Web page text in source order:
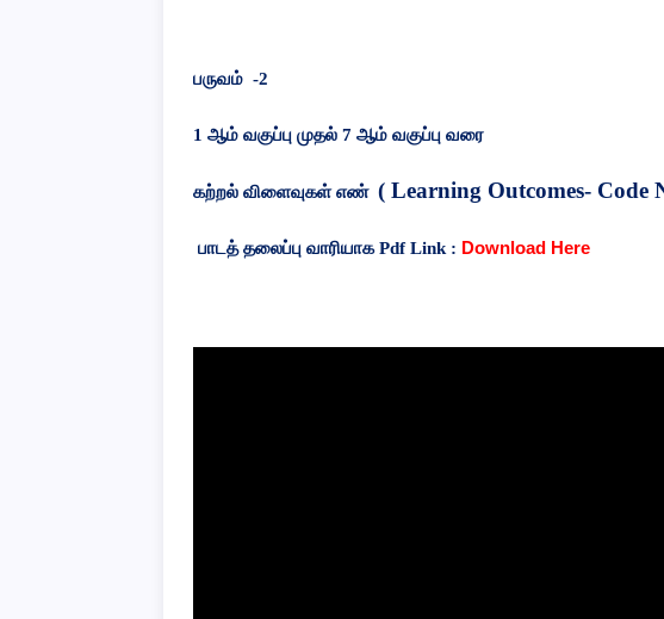
பருவம் -2
1 ஆம் வகுப்பு முதல் 7 ஆம் வகுப்பு வரை
கற்றல் விளைவுகள் எண் ( Learning Outcomes- Code
பாடத் தலைப்பு வாரியாக Pdf Link : Download Here